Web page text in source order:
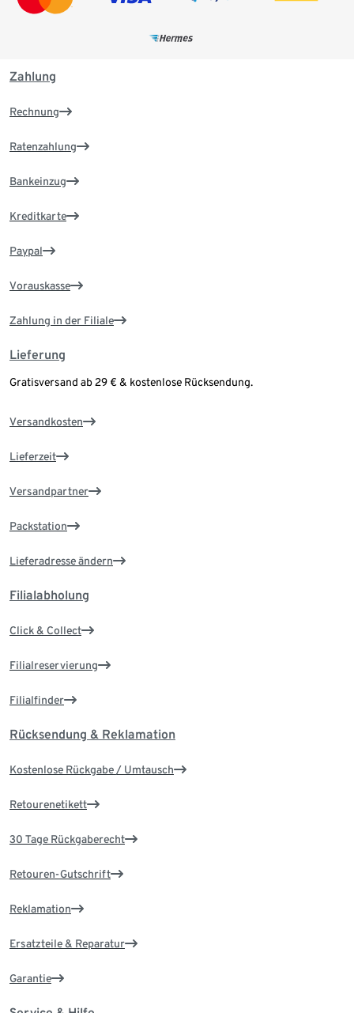
Zahlung
Rechnung
Ratenzahlung
Bankeinzug
Kreditkarte
Paypal
Vorauskasse
Zahlung in der Filiale
Lieferung
Gratisversand ab 29 € & kostenlose Rücksendung.
Versandkosten
Lieferzeit
Versandpartner
Packstation
Lieferadresse ändern
Filialabholung
Click & Collect
Filialreservierung
Filialfinder
Rücksendung & Reklamation
Kostenlose Rückgabe / Umtausch
Retourenetikett
30 Tage Rückgaberecht
Retouren-Gutschrift
Reklamation
Ersatzteile & Reparatur
Garantie